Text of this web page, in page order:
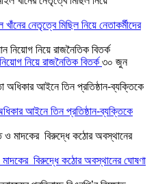
নেতৃত্বে মিছিল নিয়ে নেতাকর্মীদের
নিয়ে রাজনৈতিক বিতর্ক ৩০ জুন
আইনে তিন প্রতিষ্ঠান-ব্যক্তিকে
বিরুদ্ধে কঠোর অবস্থানের ঘোষণা